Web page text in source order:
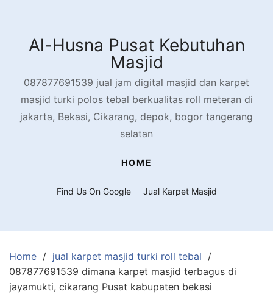
contentAl-Husna Pusat Kebutuhan
Masjid
087877691539 jual jam digital masjid dan karpet
masjid turki polos tebal berkualitas roll meteran di
jakarta, Bekasi, Cikarang, depok, bogor tangerang
selatan
HOME
Find Us On Google Jual Karpet Masjid
Home
jual karpet masjid turki roll tebal
087877691539 dimana karpet masjid terbagus di
jayamukti, cikarang Pusat kabupaten bekasi